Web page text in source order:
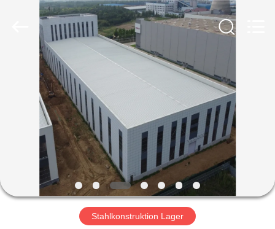
HAUS
PRODUKTE
VIDEOS
VR
SHOW
Stahlkonstruktion Lager